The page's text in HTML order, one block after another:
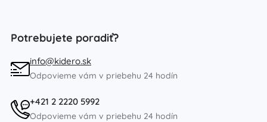
Potrebujete poradiť?
info@kidero.sk
Odpovieme vám v priebehu 24 hodín
+421 2 2220 5992
Odpovieme vám v priebehu 24 hodín